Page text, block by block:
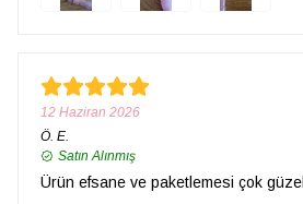
12 Haziran 2026
Ö. E.
Satın Alınmış
Ürün efsane ve paketlemesi çok güzel